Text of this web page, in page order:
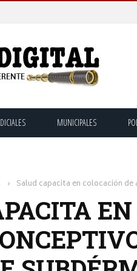
MUNICIPALES
› Salud capacita en colocación